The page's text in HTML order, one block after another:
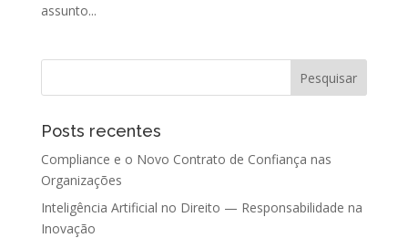
assunto...
Posts recentes
Compliance e o Novo Contrato de Confiança nas
Organizações
Inteligência Artificial no Direito — Responsabilidade na
Inovação